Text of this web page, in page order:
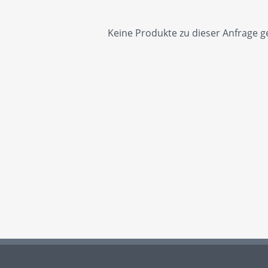
Keine Produkte zu dieser Anfrage